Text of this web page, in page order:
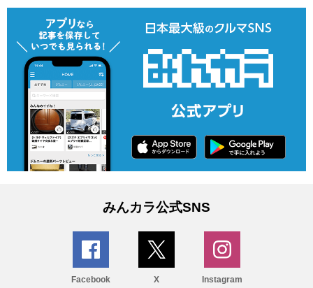
みんカラ公式SNS
Facebook X Instagram